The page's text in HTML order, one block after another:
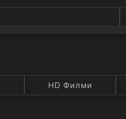
Рейтинг
HD Филми